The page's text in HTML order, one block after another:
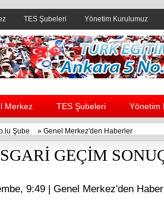
TES Şubeleri Yönetim Kurulumuz
Header yanı reklam alanı
Merkez TES Şubeleri Yönetim
Şube » Genel Merkez'den Haberler
GEÇİM
9:49 | Genel Merkez'den